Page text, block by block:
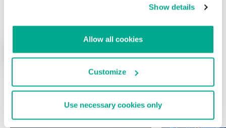
Show details
Allow all cookies
Customize
Use necessary cookies only
ÚLTIMAS PUBLICACIONES